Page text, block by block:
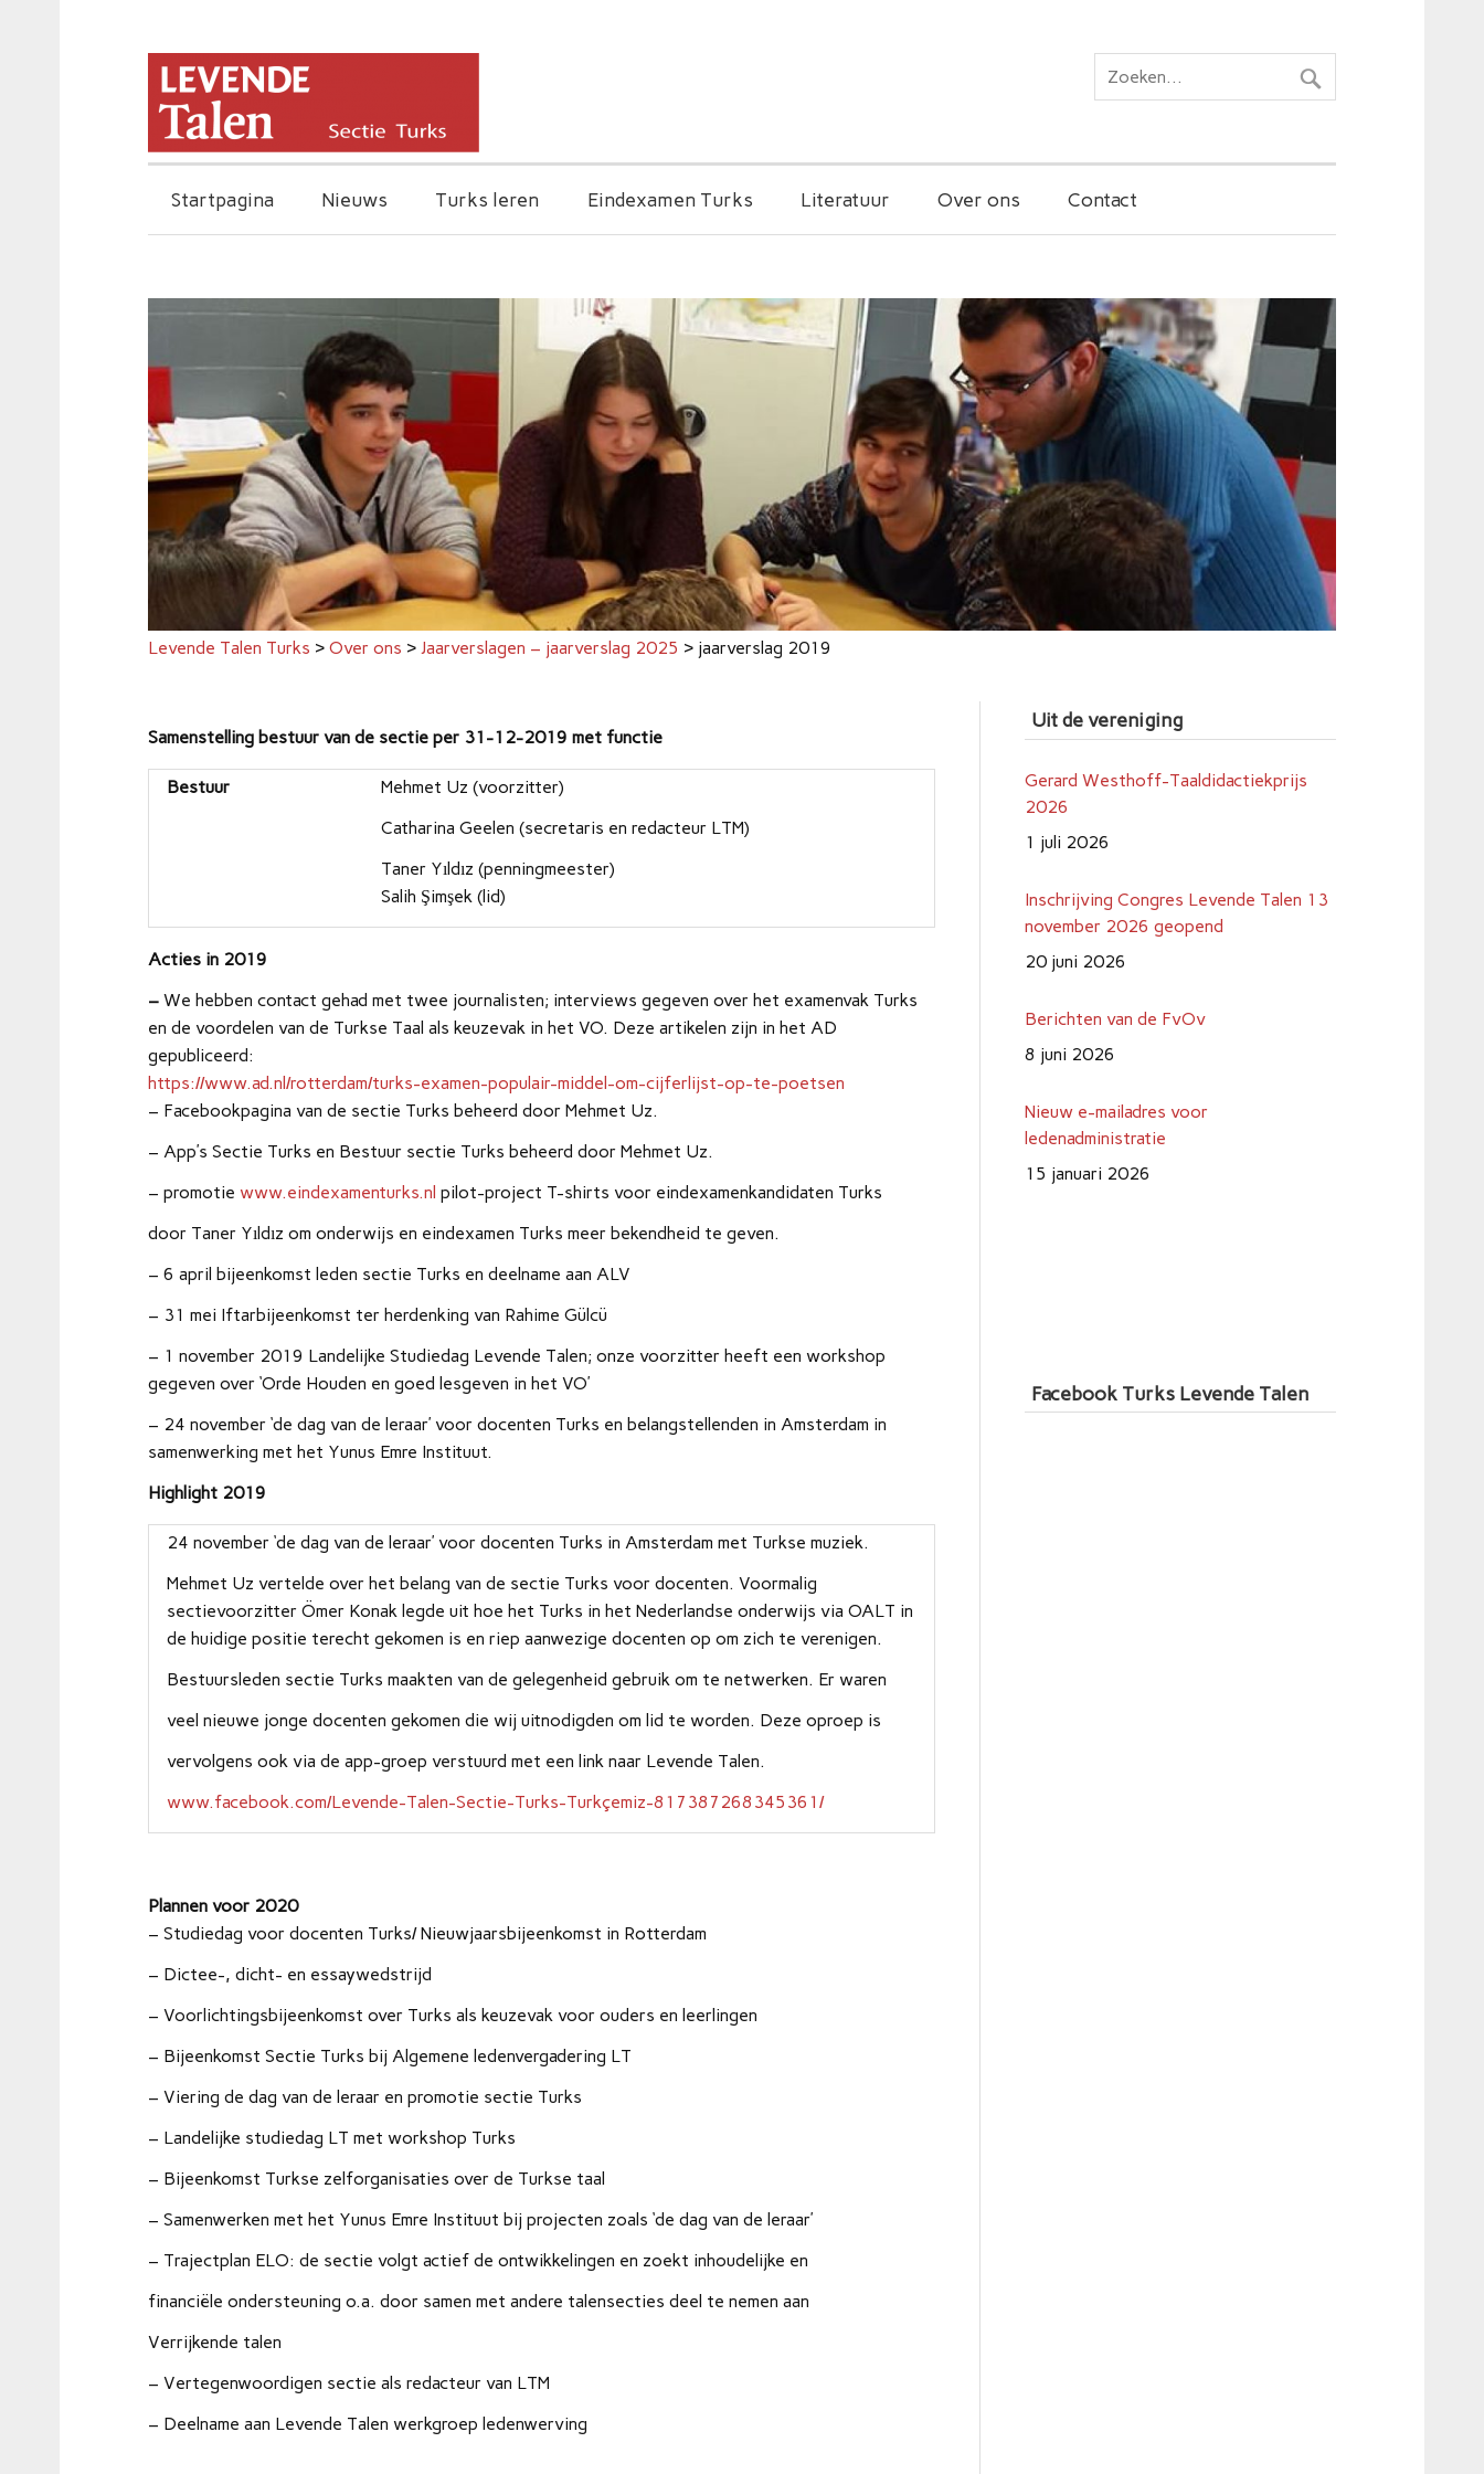
Startpagina Nieuws Turks leren Eindexamen Turks Literatuur Over ons Contact
Levende Talen Turks > Over ons > Jaarverslagen – jaarverslag 2025 > jaarverslag 2019
Samenstelling bestuur van de sectie per 31-12-2019 met functie
Bestuur
Mehmet Uz (voorzitter)
Catharina Geelen (secretaris en redacteur LTM)
Taner Yıldız (penningmeester)
Salih Şimşek (lid)
Acties in 2019
– We hebben contact gehad met twee journalisten; interviews gegeven over het examenvak Turks
en de voordelen van de Turkse Taal als keuzevak in het VO. Deze artikelen zijn in het AD
gepubliceerd:
https://www.ad.nl/rotterdam/turks-examen-populair-middel-om-cijferlijst-op-te-poetsen
– Facebookpagina van de sectie Turks beheerd door Mehmet Uz.
– App’s Sectie Turks en Bestuur sectie Turks beheerd door Mehmet Uz.
– promotie www.eindexamenturks.nl pilot-project T-shirts voor eindexamenkandidaten Turks
door Taner Yıldız om onderwijs en eindexamen Turks meer bekendheid te geven.
– 6 april bijeenkomst leden sectie Turks en deelname aan ALV
– 31 mei Iftarbijeenkomst ter herdenking van Rahime Gülcü
– 1 november 2019 Landelijke Studiedag Levende Talen; onze voorzitter heeft een workshop
gegeven over ‘Orde Houden en goed lesgeven in het VO’
– 24 november ‘de dag van de leraar’ voor docenten Turks en belangstellenden in Amsterdam in
samenwerking met het Yunus Emre Instituut.
Highlight 2019
24 november ‘de dag van de leraar’ voor docenten Turks in Amsterdam met Turkse muziek.
Mehmet Uz vertelde over het belang van de sectie Turks voor docenten. Voormalig
sectievoorzitter Ömer Konak legde uit hoe het Turks in het Nederlandse onderwijs via OALT in
de huidige positie terecht gekomen is en riep aanwezige docenten op om zich te verenigen.
Bestuursleden sectie Turks maakten van de gelegenheid gebruik om te netwerken. Er waren
veel nieuwe jonge docenten gekomen die wij uitnodigden om lid te worden. Deze oproep is
vervolgens ook via de app-groep verstuurd met een link naar Levende Talen.
www.facebook.com/Levende-Talen-Sectie-Turks-Turkçemiz-817387268345361/
Plannen voor 2020
– Studiedag voor docenten Turks/ Nieuwjaarsbijeenkomst in Rotterdam
– Dictee-, dicht- en essaywedstrijd
– Voorlichtingsbijeenkomst over Turks als keuzevak voor ouders en leerlingen
– Bijeenkomst Sectie Turks bij Algemene ledenvergadering LT
– Viering de dag van de leraar en promotie sectie Turks
– Landelijke studiedag LT met workshop Turks
– Bijeenkomst Turkse zelforganisaties over de Turkse taal
– Samenwerken met het Yunus Emre Instituut bij projecten zoals ‘de dag van de leraar’
– Trajectplan ELO: de sectie volgt actief de ontwikkelingen en zoekt inhoudelijke en
financiële ondersteuning o.a. door samen met andere talensecties deel te nemen aan
Verrijkende talen
– Vertegenwoordigen sectie als redacteur van LTM
– Deelname aan Levende Talen werkgroep ledenwerving
Uit de vereniging
Gerard Westhoff-Taaldidactiekprijs
2026
1 juli 2026
Inschrijving Congres Levende Talen 13
november 2026 geopend
20 juni 2026
Berichten van de FvOv
8 juni 2026
Nieuw e-mailadres voor
ledenadministratie
15 januari 2026
Facebook Turks Levende Talen